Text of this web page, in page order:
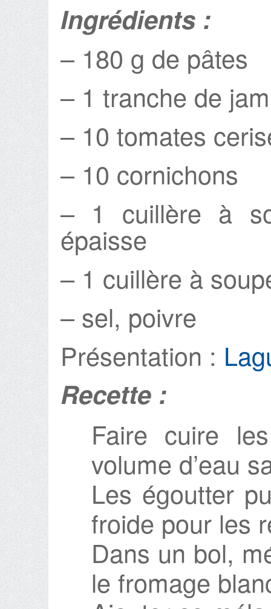
Ingrédients :
– 180 g de pâtes
– 1 tranche de
– 10 tomates
– 10 cornichons
– 1 cuillère à
épaisse
– 1 cuillère à
– sel, poivre
Présentation :
Recette :
Faire cuire
volume d’eau
Les égoutter
froide pour les
Dans un bol,
le fromage